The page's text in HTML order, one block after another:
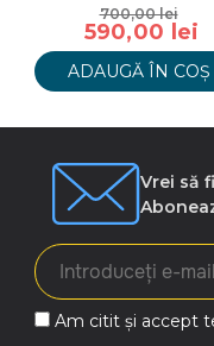
700,00 lei
590,00 lei
ADAUGĂ ÎN COȘ
Vrei să
Am citit și accept